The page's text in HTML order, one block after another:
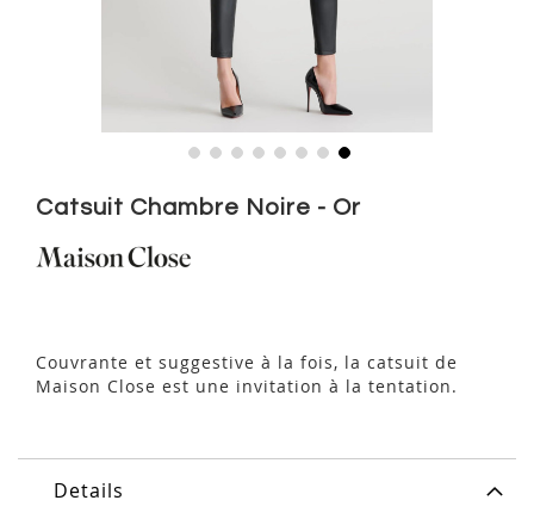
beginning
Catsuit Chambre Noire - Or
Couvrante et suggestive à la fois, la catsuit de
Maison Close est une invitation à la tentation.
Details